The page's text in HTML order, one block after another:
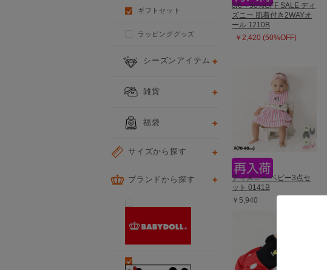
8/6～50%OFF SALE ディ
ズニー 肌着付き2WAYオ
ール 1210B
￥2,420 (50%OFF)
ディズニー ベビー3点セ
ット 0141B
￥5,940
ギフトセット
ラッピンググッズ
シーズンアイテム
雑貨
福袋
サイズから探す
ブランドから探す